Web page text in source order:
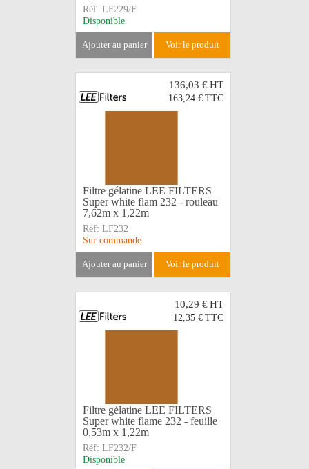
Réf: LF229/F
Disponible
ajouter au panier voir le produit
136,03 €HT
163,24 € TTC
Filtre gélatine LEE FILTERS
Super white flam 232 - rouleau
7,62m x 1,22m
Réf: LF232
Sur commande
ajouter au panier voir le produit
10,29 €HT
12,35 € TTC
Filtre gélatine LEE FILTERS
Super white flame 232 - feuille
0,53m x 1,22m
Réf: LF232/F
Disponible